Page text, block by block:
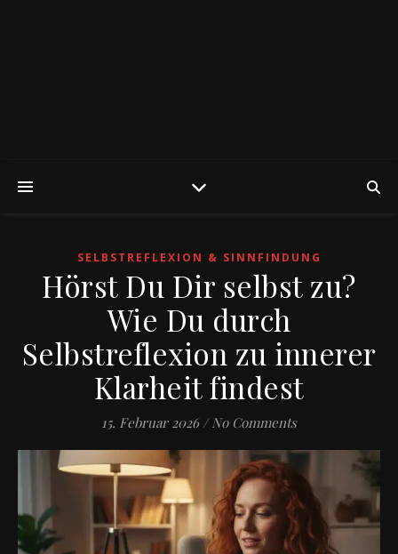
SELBSTREFLEXION & SINNFINDUNG
Hörst Du Dir selbst zu?
Wie Du durch
Selbstreflexion zu innerer
Klarheit findest
15. Februar 2026 / No Comments